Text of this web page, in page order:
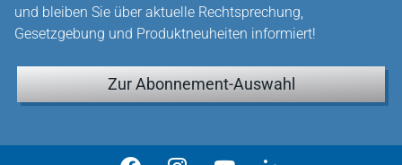
und bleiben Sie über aktuelle Rechtsprechung,
Gesetzgebung und Produktneuheiten informiert!
Zur Abonnement-Auswahl